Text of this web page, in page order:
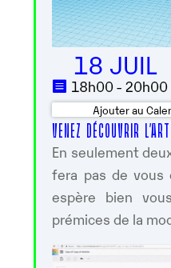
18 JUIL
18h00 - 20h00
Ajouter au
Télécharger
VENEZ DÉCOUVRIR
En seulement
fera pas de vous
espère bien
prémices de la